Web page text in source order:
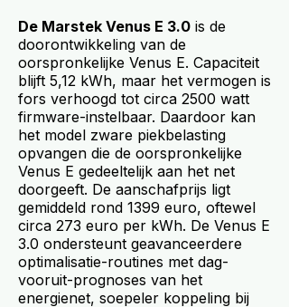
De Marstek Venus E 3.0 is de
doorontwikkeling van de
oorspronkelijke Venus E. Capaciteit
blijft 5,12 kWh, maar het vermogen is
fors verhoogd tot circa 2500 watt
firmware-instelbaar. Daardoor kan
het model zware piekbelasting
opvangen die de oorspronkelijke
Venus E gedeeltelijk aan het net
doorgeeft. De aanschafprijs ligt
gemiddeld rond 1399 euro, oftewel
circa 273 euro per kWh. De Venus E
3.0 ondersteunt geavanceerdere
optimalisatie-routines met dag-
vooruit-prognoses van het
energienet, soepeler koppeling bij